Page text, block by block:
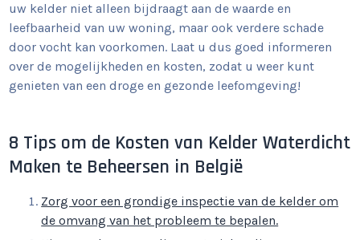
uw kelder niet alleen bijdraagt aan de waarde en
leefbaarheid van uw woning, maar ook verdere schade
door vocht kan voorkomen. Laat u dus goed informeren
over de mogelijkheden en kosten, zodat u weer kunt
genieten van een droge en gezonde leefomgeving!
8 Tips om de Kosten van Kelder Waterdicht
Maken te Beheersen in België
Zorg voor een grondige inspectie van de kelder om
de omvang van het probleem te bepalen.